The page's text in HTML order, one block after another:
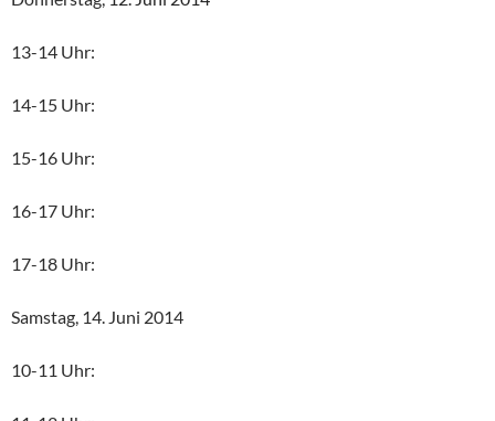
13-14 Uhr:
14-15 Uhr:
15-16 Uhr:
16-17 Uhr:
17-18 Uhr:
Samstag, 14. Juni 2014
10-11 Uhr: